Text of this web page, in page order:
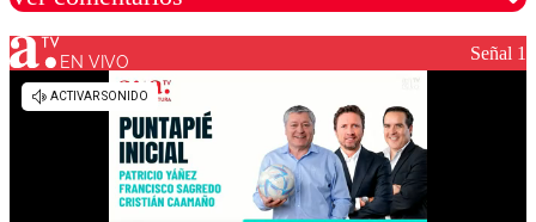
Los comentarios son moderados para garantizar un
EN VIVO Señal 1